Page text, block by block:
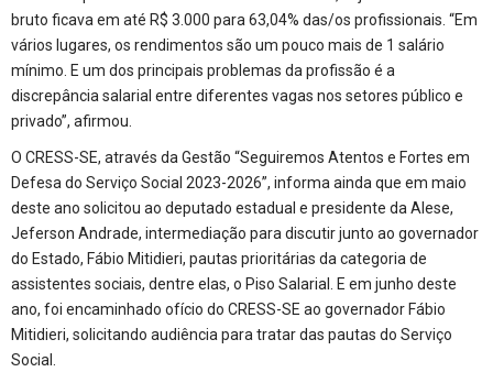
bruto ficava em até R$ 3.000 para 63,04% das/os profissionais. “Em
vários lugares, os rendimentos são um pouco mais de 1 salário
mínimo. E um dos principais problemas da profissão é a
discrepância salarial entre diferentes vagas nos setores público e
privado”, afirmou.
O CRESS-SE, através da Gestão “Seguiremos Atentos e Fortes em
Defesa do Serviço Social 2023-2026”, informa ainda que em maio
deste ano solicitou ao deputado estadual e presidente da Alese,
Jeferson Andrade, intermediação para discutir junto ao governador
do Estado, Fábio Mitidieri, pautas prioritárias da categoria de
assistentes sociais, dentre elas, o Piso Salarial. E em junho deste
ano, foi encaminhado ofício do CRESS-SE ao governador Fábio
Mitidieri, solicitando audiência para tratar das pautas do Serviço
Social.